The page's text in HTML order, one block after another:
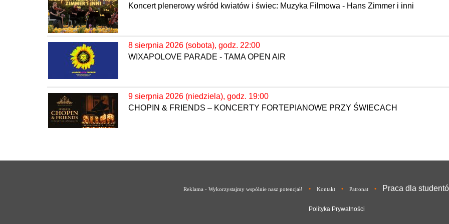
Koncert plenerowy wśród kwiatów i świec: Muzyka Filmowa - Hans Zimmer i inni
8 sierpnia 2026 (sobota), godz. 22:00
WIXAPOLOVE PARADE - TAMA OPEN AIR
9 sierpnia 2026 (niedziela), godz. 19:00
CHOPIN & FRIENDS – KONCERTY FORTEPIANOWE PRZY ŚWIECACH
Reklama - Wykorzystajmy wspólnie nasz potencjał! • Kontakt • Patronat • Praca dla
Polityka Prywatności